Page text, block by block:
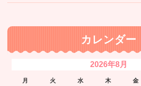
カレンダー
2026年8月
月 火 水 木 金